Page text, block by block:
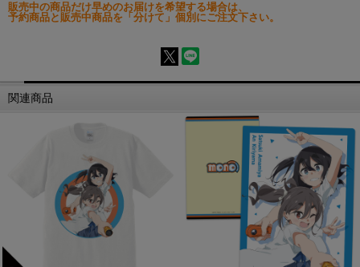
販売中の商品だけ早めのお届けを希望する場合は、
予約商品と販売中商品を「分けて」個別にご注文下さい。
関連商品